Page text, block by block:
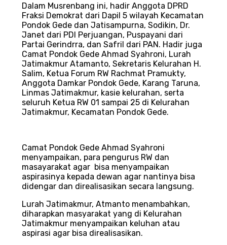
Dalam Musrenbang ini, hadir Anggota DPRD
Fraksi Demokrat dari Dapil 5 wilayah Kecamatan
Pondok Gede dan Jatisampurna, Sodikin, Dr.
Janet dari PDI Perjuangan, Puspayani dari
Partai Gerindrra, dan Safril dari PAN. Hadir juga
Camat Pondok Gede Ahmad Syahroni, Lurah
Jatimakmur Atamanto, Sekretaris Kelurahan H.
Salim, Ketua Forum RW Rachmat Pramukty,
Anggota Damkar Pondok Gede, Karang Taruna,
Linmas Jatimakmur, kasie kelurahan, serta
seluruh Ketua RW 01 sampai 25 di Kelurahan
Jatimakmur, Kecamatan Pondok Gede.
Camat Pondok Gede Ahmad Syahroni
menyampaikan, para pengurus RW dan
masayarakat agar bisa menyampaikan
aspirasinya kepada dewan agar nantinya bisa
didengar dan direalisasikan secara langsung.
Lurah Jatimakmur, Atmanto menambahkan,
diharapkan masyarakat yang di Kelurahan
Jatimakmur menyampaikan keluhan atau
aspirasi agar bisa direalisasikan.